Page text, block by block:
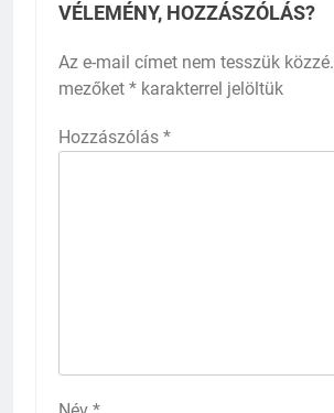
VÉLEMÉNY, HOZZÁSZÓLÁS?
Az e-mail címet nem tesszük közzé.
mezőket * karakterrel jelöltük
Hozzászólás *